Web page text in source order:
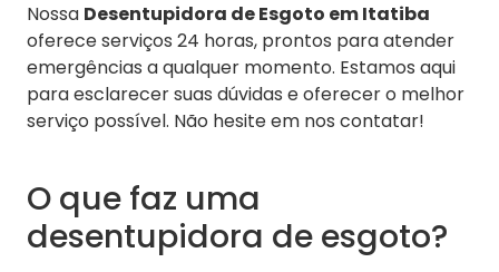
Nossa Desentupidora de Esgoto em Itatiba
oferece serviços 24 horas, prontos para atender
emergências a qualquer momento. Estamos aqui
para esclarecer suas dúvidas e oferecer o melhor
serviço possível. Não hesite em nos contatar!
O que faz uma
desentupidora de esgoto?